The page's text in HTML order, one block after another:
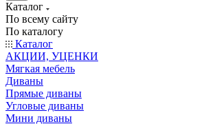
Каталог
По всему сайту
По каталогу
Каталог
АКЦИИ, УЦЕНКИ
Мягкая мебель
Диваны
Прямые диваны
Угловые диваны
Мини диваны